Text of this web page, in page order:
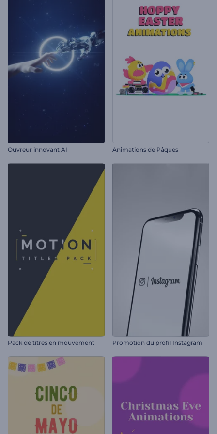
Ouvreur innovant AI Animations de Pâques
Pack de titres en mouvement Promotion du profil Instagram